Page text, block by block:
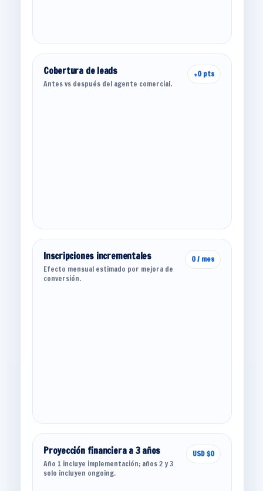
Cobertura de leads
Antes vs después del agente comercial.
+0 pts
Inscripciones incrementales
Efecto mensual estimado por mejora de
conversión.
0 / mes
Proyección financiera a 3 años
Año 1 incluye implementación; años 2 y 3
solo incluyen ongoing.
USD $0